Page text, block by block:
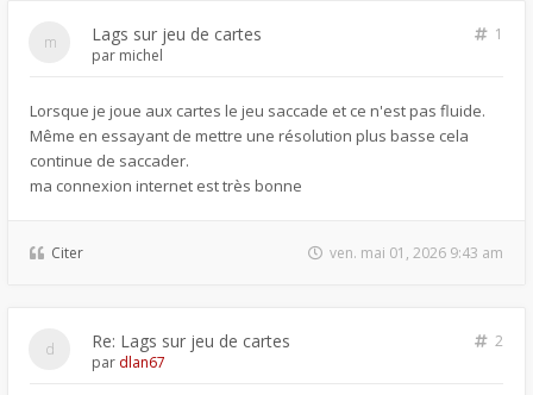
Lags sur jeu de cartes
1
par michel
Lorsque je joue aux cartes le jeu saccade et ce n'est pas fluide.
Même en essayant de mettre une résolution plus basse cela
continue de saccader.
ma connexion internet est très bonne
Citer ven. mai 01, 2026 9:43 am
Re: Lags sur jeu de cartes
2
par dlan67